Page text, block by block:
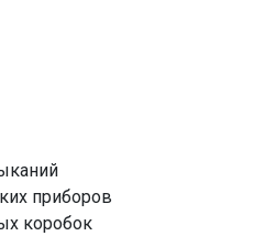
приборов
коробок